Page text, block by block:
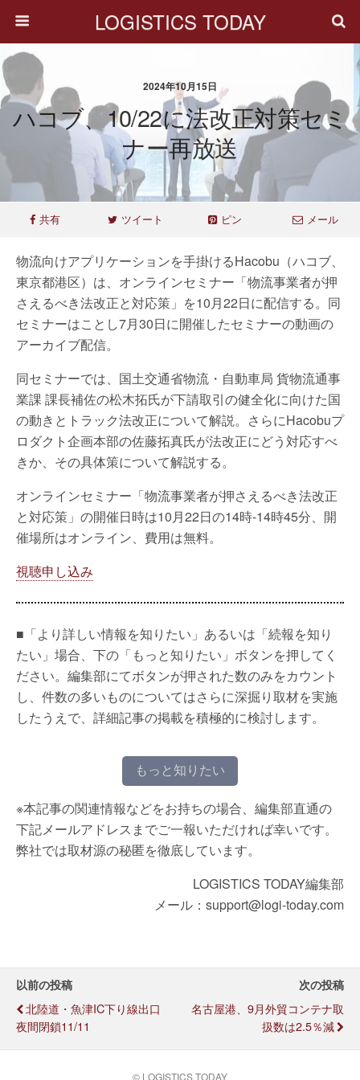
LOGISTICS TODAY
2024年10月15日
ハコブ、10/22に法改正対策セミ
ナー再放送
共有 ツイート ピン メール
物流向けアプリケーションを手掛けるHacobu（ハコブ、
東京都港区）は、オンラインセミナー「物流事業者が押
さえるべき法改正と対応策」を10月22日に配信する。同
セミナーはことし7月30日に開催したセミナーの動画の
アーカイブ配信。
同セミナーでは、国土交通省物流・自動車局 貨物流通事
業課 課長補佐の松木拓氏が下請取引の健全化に向けた国
の動きとトラック法改正について解説。さらにHacobuプ
ロダクト企画本部の佐藤拓真氏が法改正にどう対応すべ
きか、その具体策について解説する。
オンラインセミナー「物流事業者が押さえるべき法改正
と対応策」の開催日時は10月22日の14時-14時45分、開
催場所はオンライン、費用は無料。
視聴申し込み
■「より詳しい情報を知りたい」あるいは「続報を知り
たい」場合、下の「もっと知りたい」ボタンを押してく
ださい。編集部にてボタンが押された数のみをカウント
し、件数の多いものについてはさらに深掘り取材を実施
したうえで、詳細記事の掲載を積極的に検討します。
もっと知りたい
※本記事の関連情報などをお持ちの場合、編集部直通の
下記メールアドレスまでご一報いただければ幸いです。
弊社では取材源の秘匿を徹底しています。
LOGISTICS TODAY編集部
メール：support@logi-today.com
以前の投稿
北陸道・魚津IC下り線出口
夜間閉鎖11/11
次の投稿
名古屋港、9月外貿コンテナ取
扱数は2.5％減
© LOGISTICS TODAY